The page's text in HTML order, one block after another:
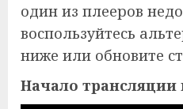
один из плееров
воспользуйтесь
ниже или обновите
Начало трансляции